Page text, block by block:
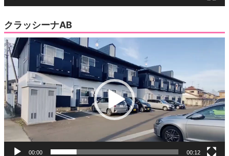
クラッシーナAB
動
画
プ
レ
ー
ヤ
ー
00:00 00:12